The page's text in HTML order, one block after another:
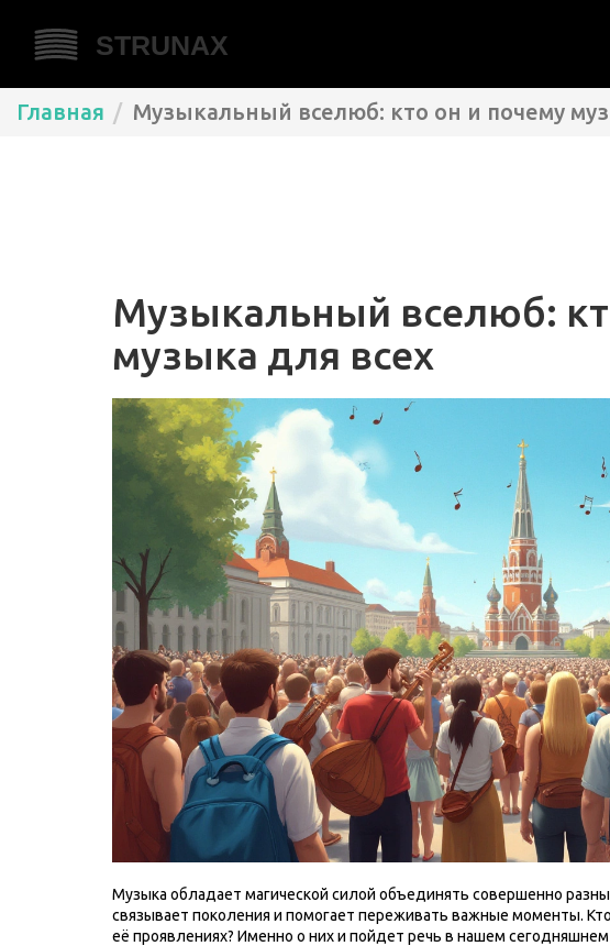
Главная Музыкальный вселюб: кто он и почему
Музыкальный вселюб:
музыка для всех
Музыка обладает магической силой объединять совершенно
связывает поколения и помогает переживать важные моменты.
её проявлениях? Именно о них и пойдет речь в нашем